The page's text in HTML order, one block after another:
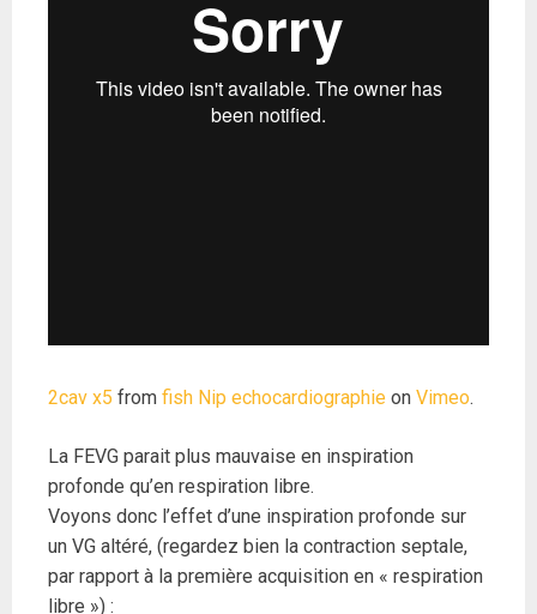
2cav x5 from fish Nip echocardiographie on Vimeo.
La FEVG parait plus mauvaise en inspiration
profonde qu’en respiration libre.
Voyons donc l’effet d’une inspiration profonde sur
un VG altéré, (regardez bien la contraction septale,
par rapport à la première acquisition en « respiration
libre ») :